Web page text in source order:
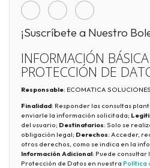
¡Suscríbete a Nuestro
INFORMACIÓN
PROTECCIÓN DE
Responsable: ECOMATICA
Finalidad: Responder las consultas
enviarle la información solicitada;
del usuario; Destinatarios: Solo se
obligación legal; Derechos: Acceder,
otros derechos, como se indica en la
Información Adicional: Puede
Protección de Datos en nuestra Política